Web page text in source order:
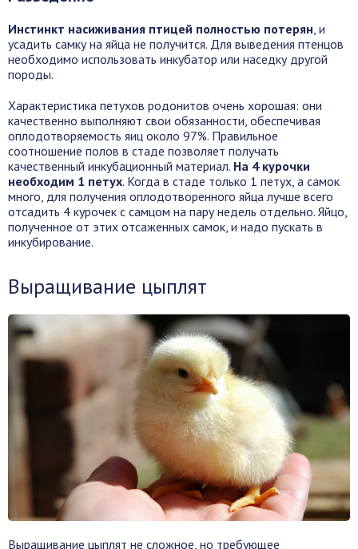
Инстинкт насиживания птицей полностью потерян, и
усадить самку на яйца не получится. Для выведения птенцов
необходимо использовать инкубатор или наседку другой
породы.
Характеристика петухов родонитов очень хорошая: они
качественно выполняют свои обязанности, обеспечивая
оплодотворяемость яиц около 97%. Правильное
соотношение полов в стаде позволяет получать
качественный инкубационный материал. На 4 курочки
необходим 1 петух. Когда в стаде только 1 петух, а самок
много, для получения оплодотворенного яйца лучше всего
отсадить 4 курочек с самцом на пару недель отдельно. Яйцо,
полученное от этих отсаженных самок, и надо пускать в
инкубирование.
Выращивание цыплят
Выращивание цыплят не сложное, но требующее